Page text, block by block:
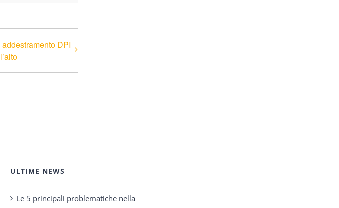
DPI
ULTIME NEWS
Le 5 principali problematiche nella